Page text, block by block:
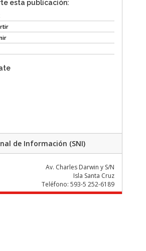
esta publicación:
de Información (SNI)
Av. Charles Darwin y S/N
Isla Santa Cruz
Teléfono: 593-5 252-6189